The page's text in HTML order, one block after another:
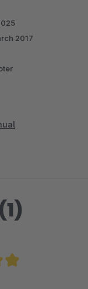
2017
5 out of 5 stars